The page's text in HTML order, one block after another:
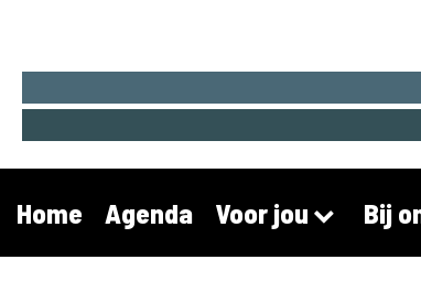
Home Agenda Voor jou Bij